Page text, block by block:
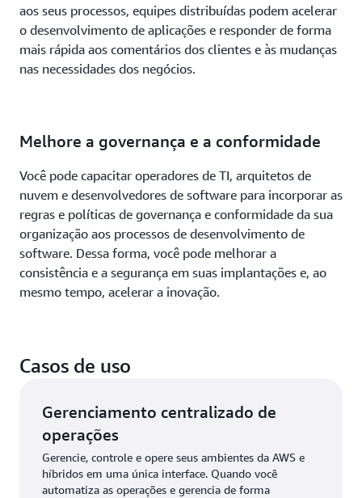
aos seus processos, equipes distribuídas podem acelerar
o desenvolvimento de aplicações e responder de forma
mais rápida aos comentários dos clientes e às mudanças
nas necessidades dos negócios.
Melhore a governança e a conformidade
Você pode capacitar operadores de TI, arquitetos de
nuvem e desenvolvedores de software para incorporar as
regras e políticas de governança e conformidade da sua
organização aos processos de desenvolvimento de
software. Dessa forma, você pode melhorar a
consistência e a segurança em suas implantações e, ao
mesmo tempo, acelerar a inovação.
Casos de uso
Gerenciamento centralizado de
operações
Gerencie, controle e opere seus ambientes da AWS e
híbridos em uma única interface. Quando você
automatiza as operações e gerencia de forma